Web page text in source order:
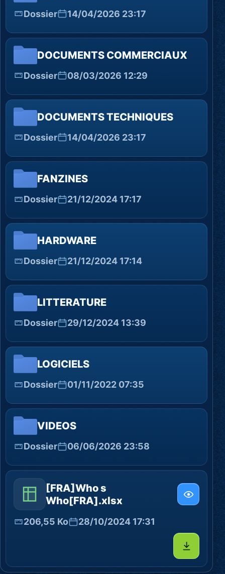
Dossier 14/04/2026 23:17
DOCUMENTS COMMERCIAUX
Dossier 08/03/2026 12:29
DOCUMENTS TECHNIQUES
Dossier 14/04/2026 23:17
FANZINES
Dossier 21/12/2024 17:17
HARDWARE
Dossier 21/12/2024 17:14
LITTERATURE
Dossier 29/12/2024 13:39
LOGICIELS
Dossier 01/11/2022 07:35
VIDEOS
Dossier 06/06/2026 23:58
[FRA]Who s
Who[FRA].xlsx
206,55 Ko 28/10/2024 17:31